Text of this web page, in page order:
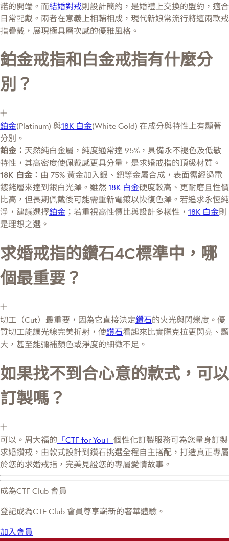
諾的開端。而結婚對戒則設計簡約，是婚禮上交換的盟約，適合
日常配戴。兩者在意義上相輔相成，現代新娘常流行將這兩款戒
指疊戴，展現極具層次感的優雅風格。
鉑金戒指和白金戒指有什麼分
別？
鉑金(Platinum) 與18K 白金(White Gold) 在成分與特性上有顯著
分別。
鉑金： 天然純白金屬，純度通常達 95%，具備永不褪色及低敏
特性，其高密度使佩戴感更具分量，是求婚戒指的頂級材質。
18K 白金： 由 75% 黃金加入銀、鈀等金屬合成，表面需經過電
鍍銠層來達到銀白光澤。雖然 18K 白金硬度較高、更耐磨且性價
比高，但長期佩戴後可能需重新電鍍以恢復色澤。若追求永恆純
淨，建議選擇鉑金 ；若重視高性價比與設計多樣性， 18K 白金則
是理想之選。
求婚戒指的鑽石4C標準中，哪
個最重要？
切工（Cut）最重要，因為它直接決定鑽石的火光與閃爍度。優
質切工能讓光線完美折射，使鑽石看起來比實際克拉更閃亮、顯
大，甚至能彌補顏色或淨度的細微不足。
如果找不到合心意的款式，可以
訂製嗎？
可以。周大福的 「CTF for You」 個性化訂製服務可為您量身訂製
求婚鑽戒，由款式設計到鑽石挑選全程自主搭配，打造真正專屬
於您的求婚戒指，完美見證您的專屬愛情故事。
成為CTF Club 會員
登記成為CTF Club 會員尊享嶄新的奢華體驗。
加入會員